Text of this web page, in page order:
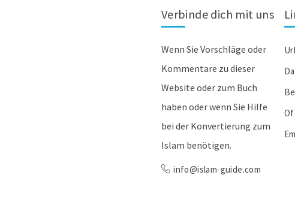
Verbinde dich mit uns
Wenn Sie Vorschläge oder
Kommentare zu dieser
Website oder zum Buch
haben oder wenn Sie Hilfe
bei der Konvertierung zum
Islam benötigen.
info@islam-guide.com